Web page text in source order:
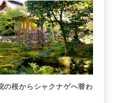
の桜からシャクナゲへ替わ